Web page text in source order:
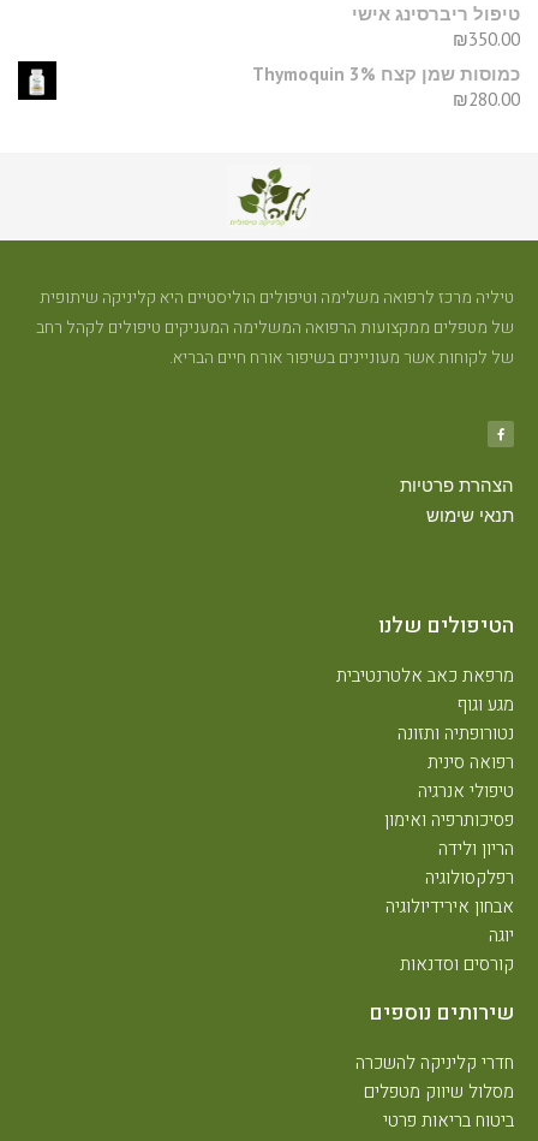
טיפול ריברסינג אישי
₪350.00
כמוסות שמן קצח Thymoquin 3%
₪280.00
טיליה מרכז לרפואה משלימה וטיפולים הוליסטיים היא קליניקה שיתופית
של מטפלים ממקצועות הרפואה המשלימה המעניקים טיפולים לקהל רחב
של לקוחות אשר מעוניינים בשיפור אורח חיים הבריא.
הצהרת פרטיות
תנאי שימוש
הטיפולים שלנו
מרפאת כאב אלטרנטיבית
מגע וגוף
נטורופתיה ותזונה
רפואה סינית
טיפולי אנרגיה
פסיכותרפיה ואימון
הריון ולידה
רפלקסולוגיה
אבחון אירידיולוגיה
יוגה
קורסים וסדנאות
שירותים נוספים
חדרי קליניקה להשכרה
מסלול שיווק מטפלים
ביטוח בריאות פרטי